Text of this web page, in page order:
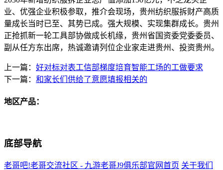
业、优强企业积极参取，推介会现场，贵州纺织服拆财产高质
量成长当时已至、其势已成。强大规模、实现集群成长。贵州
正抢抓新一轮工具部协做成长机缘，贵州省国资委党委委员、
副从任方东出席，热诚邀请列位企业家走进贵州、投资贵州。
上一篇： 好对标对表工信部梯度培育智能工场的工做要求
下一篇： 和家长们供给了意愿填报相关的
地区产品：
底部导航
老哥吧!老哥交流社区 - 九游老哥J9俱乐部官网首页 关于我们